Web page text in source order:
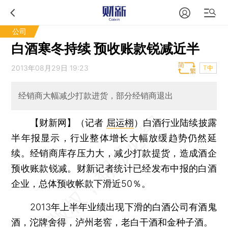
公司
白酒寒冬持续 预收账款锐减近半
2013年08月29日 19:23 T中
经销商大幅减少打款进货，部分经销商退出
【财新网】（记者 屈运栩） 白酒行业陆续披露
半年报显示，行业整体增长大幅放缓趋势仍然延
续。经销商库存压力大，减少打款提货，造成酒企
预收账款锐减。财新记者统计已经发布中报的白酒
企业，总体预收帐款下滑近50％。
2013年上半年业绩出现下滑的白酒公司有酒鬼
酒，沱牌舍得，泸州老窖，老白干酒和金种子酒。